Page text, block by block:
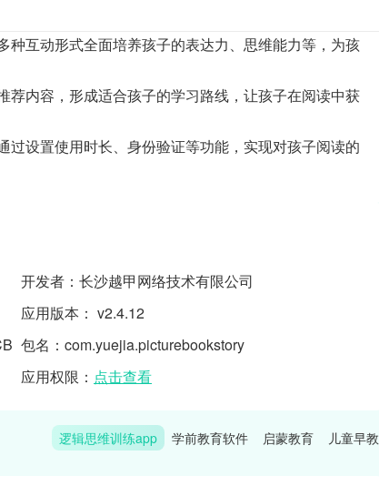
互动形式全面培养孩子的表达力、思维能力等，为孩
内容，形成适合孩子的学习路线，让孩子在阅读中获
设置使用时长、身份验证等功能，实现对孩子阅读的
开发者：长沙越甲网络技术有限公司
应用版本： v2.4.12
包名：com.yuejia.picturebookstory
应用权限： 点击查看
逻辑思维训练app 学前教育软件 启蒙教育 儿童早教